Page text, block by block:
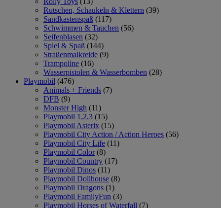
Rutschen, Schaukeln & Klettern (39)
Sandkastenspaß (117)
Schwimmen & Tauchen (56)
Seifenblasen (32)
Spiel & Spaß (144)
Straßenmalkreide (9)
Trampoline (16)
Wasserpistolen & Wasserbomben (28)
Playmobil (476)
Animals + Friends (7)
DFB (9)
Monster High (11)
Playmobil 1,2,3 (15)
Playmobil Asterix (15)
Playmobil City Action / Action Heroes (56)
Playmobil City Life (11)
Playmobil Color (8)
Playmobil Country (17)
Playmobil Dinos (11)
Playmobil Dollhouse (8)
Playmobil Dragons (1)
Playmobil FamilyFun (3)
Playmobil Horses of Waterfall (7)